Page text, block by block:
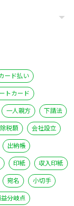
ード払い
トカード
一人親方
下請法
税額
会社設立
出納帳
印紙
収入印紙
宛名
小切手
分岐点